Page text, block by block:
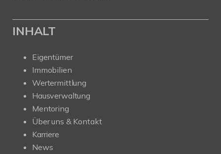
INHALT
Eigentümer
Immobilien
Wertermittlung
Hausverwaltung
Mentoring
Über uns & Kontakt
Karriere
News